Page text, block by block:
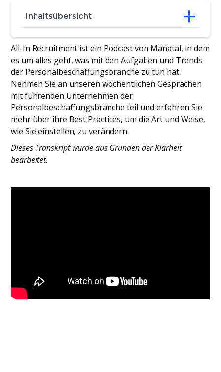
Inhaltsübersicht
Eine Entlassung als Startrampe nutzen
Die Macht, die richtigen Fragen zu stellen
Warum emotionale Intelligenz die
Superkraft eines Recruiters ist
Das Geheimnis der blitzschnellen
Einstellung
All-In Recruitment ist ein Podcast von Manatal, in dem
es um alles geht, was mit den Aufgaben und Trends
der Personalbeschaffungsbranche zu tun hat.
Nehmen Sie an unseren wöchentlichen Gesprächen
mit führenden Unternehmen der
Personalbeschaffungsbranche teil und erfahren Sie
mehr über ihre Best Practices, um die Art und Weise,
wie Sie einstellen, zu verändern.
Dieses Transkript wurde aus Gründen der Klarheit
bearbeitet.